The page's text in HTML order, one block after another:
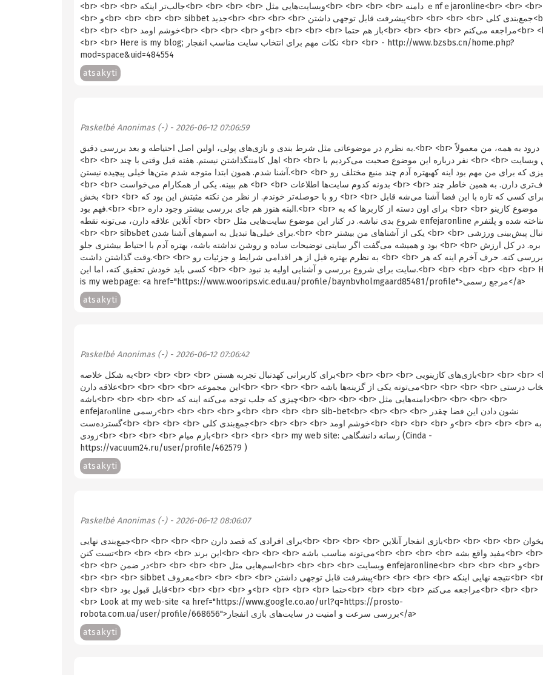
<br> <br> <br> جالب‌تر اینکه<br> <br> <br> <br> وبسایت‌هایی مثل<br> <br> <br> <br> دامنه ｅnfｅjaronline<br> <br> <br>
<br> و<br> <br> <br> <br> sibbet جدید<br> <br> <br> <br> پیشرفت قابل توجهی داشتن<br> <br> <br> <br> جمع‌بندی کلی<br>
<br> <br> <br> خوشم اومد<br> <br> <br> <br> و<br> <br> <br> <br> باز هم حتما<br> <br> <br> <br> مراجعه می‌کنم<br> <br>
<br> <br> Herе is my blog; نکات مهم برای انتخاب سایت مناسب انفجار <br> <br> - http://www.bzsbs.cn/home.php?
mod=space&uid=484554
atsakyti
Paskelbė Anonimas (-)- 2026-06-12 07:06:59
به نظرم در موضوعاتی مثل شرط بندی و بازی‌های پولی، اولین اصل احتیاطه و بعد بررسی دقیق.<br> <br> درود به همه، من معمولاً
<br> <br> اهل کامنتگذاشتن نیستم. هفته قبل وقتی با چند <br> <br> نفر درباره این موضوع صحبت می‌کردیم با <br> <br> این وبسایت
آشنا شدم. همون ابتدا متوجه شدم متن‌ها خیلی پیچیده نیستن.<br> <br> چیزی که برای من مهم بود اینه کهبهتره آدم چند منبع مختلف رو
<br> <br> هم ببینه. یکی از همکارام می‌خواست <br> <br> بدونه کدوم سایت‌ها اطلاعات <br> <br> شفاف‌تری دارن. به همین خاطر چند
بخش <br> <br> رو با حوصله‌تر خوندم. از نظر من نکته مثبتش این بود که <br> <br> برای کسی که تازه با این فضا آشنا می‌شه قابل
فهم بود.<br> <br> البته هنوز هم جای بررسی بیشتر وجود داره.<br> <br> برای اون دسته از کاربرها که به <br> <br> موضوع کازینو
آنلاین علاقه دارن، می‌تونه نقطه <br> <br> شروع بدی نباشه. در کنار این موضوع سایت‌هایی مثل enfejaronline شناخته شده و پلتفرم
<br> <br> sibƅbet برای خیلی‌ها تبدیل به اسم‌های آشنا شدن.<br> <br> یکی از آشناهای من بیشتر <br> <br> دنبال پیش‌بینی ورزشی
بود و همیشه می‌گفت اگر سایتی توضیحات ساده و روشن نداشته باشه، بهتره آدم با احتیاط بیشتری جلو <br> <br> بره. در کل ارزش
وقت گذاشتن داشت.<br> <br> به نظرم بهتره قبل از هر اقدامی شرایط و جزئیات رو <br> <br> بررسی کنه. حرف آخرم اینه که هر
کسی باید خودش تحقیق کنه، اما این <br> <br> سایت برای شروع بررسی و آشنایی اولیه بد نبود.<br> <br> <br> <br> <br> <br> Here
iѕ my webpage: <a href="https://www.woorips.vic.edu.au/profile/baynbvholmgaard85481/profile">مرجع رسمی</a>
atsakyti
Paskelbė Anonimas (-)- 2026-06-12 07:06:42
به شکل خلاصه<br> <br> <br> <br> برای کاربرانی کهدنبال تجربه هستن<br> <br> <br> <br> بازی‌های کازینویی<br> <br> <br> <br>
علاقه دارن<br> <br> <br> <br> این مجموعه<br> <br> <br> <br> می‌تونه یکی از گزینه‌ها باشه<br> <br> <br> <br> انتخاب درستی
باشه<br> <br> <br> <br> چیزی که جلب توجه می‌کنه اینه که<br> <br> <br> <br> دامنه‌هایی مثل<br> <br> <br> <br>
enfejarⲟnline رسمی<br> <br> <br> <br> و<br> <br> <br> <br> sib-bet<br> <br> <br> <br> نشون دادن این فضا چقدر
گسترده‌ست<br> <br> <br> <br> جمع‌بندی کلی<br> <br> <br> <br> خوشم اومد<br> <br> <br> <br> و<br> <br> <br> <br> به
زودی<br> <br> <br> <br> بازم میام<br> <br> <br> <br> my web site: رسانه دانشگاهی (Cinda -
https://vacuum24.ru/user/profile/462579 )
atsakyti
Paskelbė Anonimas (-)- 2026-06-12 08:06:07
جمع‌بندی نهایی<br> <br> <br> <br> برای افرادی که قصد دارن<br> <br> <br> <br> بازی انفجار آنلاین<br> <br> <br> <br> میخوان
تست کنن<br> <br> <br> <br> این برند<br> <br> <br> <br> می‌تونه مناسب باشه<br> <br> <br> <br> مفید واقع بشه<br> <br>
<br> <br> در ضمن<br> <br> <br> <br> اسم‌هایی مثل<br> <br> <br> <br> وبسایت enfejaronline<br> <br> <br> <br> و<br>
<br> <br> <br> ѕibbet معروف<br> <br> <br> <br> پیشرفت قابل توجهی داشتن<br> <br> <br> <br> نتیجه نهایی اینکه<br> <br>
<br> <br> قابل قبول بود<br> <br> <br> <br> و<br> <br> <br> <br> حتما<br> <br> <br> <br> مراجعه می‌کنم<br> <br> <br>
<br> Look at my web-site <a href="https://www.google.co.ao/url?q=https://prosto-
robota.com.ua/user/profile/668656">بررسی سرعت و امنیت در سایت‌های بازی انفجار</a>
atsakyti